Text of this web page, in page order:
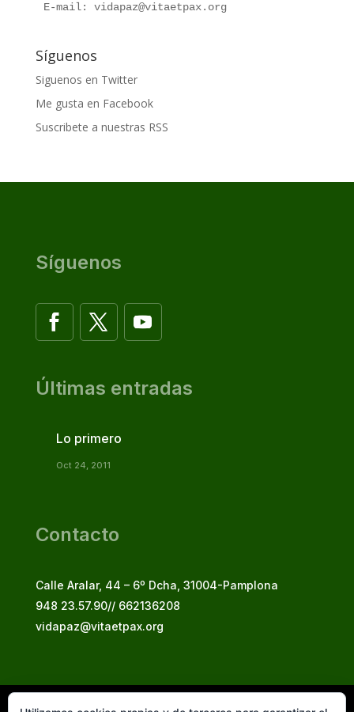
E-mail: vidapaz@vitaetpax.org
Síguenos
Siguenos en Twitter
Me gusta en Facebook
Suscribete a nuestras RSS
Síguenos
Últimas entradas
Lo primero
Oct 24, 2011
Contacto
Calle Aralar, 44 – 6º Dcha, 31004-Pamplona
948 23.57.90// 662136208
vidapaz@vitaetpax.org